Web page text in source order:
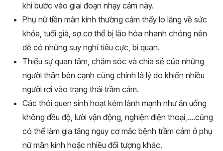
khi bước vào giai đoạn nhạy cảm này.
Phụ nữ tiền mãn kinh thường cảm thấy lo lắng về sức
khỏe, tuổi già, sợ cơ thể bị lão hóa nhanh chóng nên
dễ có những suy nghĩ tiêu cực, bi quan.
Thiếu sự quan tâm, chăm sóc và chia sẻ của những
người thân bên cạnh cũng chính là lý do khiến nhiều
người rơi vào trạng thái trầm cảm.
Các thói quen sinh hoạt kém lành mạnh như ăn uống
không đều độ, lười vận động, nghiện điện thoại,….cũng
có thể làm gia tăng nguy cơ mắc bệnh trầm cảm ở phụ
nữ mãn kinh hoặc nhiều đối tượng khác.